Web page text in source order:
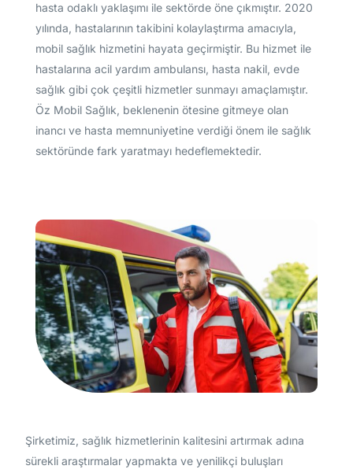
hasta odaklı yaklaşımı ile sektörde öne çıkmıştır. 2020
yılında, hastalarının takibini kolaylaştırma amacıyla,
mobil sağlık hizmetini hayata geçirmiştir. Bu hizmet ile
hastalarına acil yardım ambulansı, hasta nakil, evde
sağlık gibi çok çeşitli hizmetler sunmayı amaçlamıştır.
Öz Mobil Sağlık, beklenenin ötesine gitmeye olan
inancı ve hasta memnuniyetine verdiği önem ile sağlık
sektöründe fark yaratmayı hedeflemektedir.
Şirketimiz, sağlık hizmetlerinin kalitesini artırmak adına
sürekli araştırmalar yapmakta ve yenilikçi buluşları